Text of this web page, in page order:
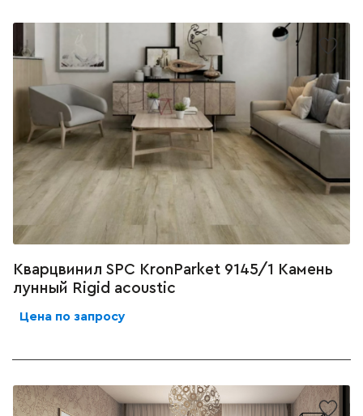
Кварцвинил SPC KronParket 9145/1 Камень
лунный Rigid acoustic
Цена по запросу